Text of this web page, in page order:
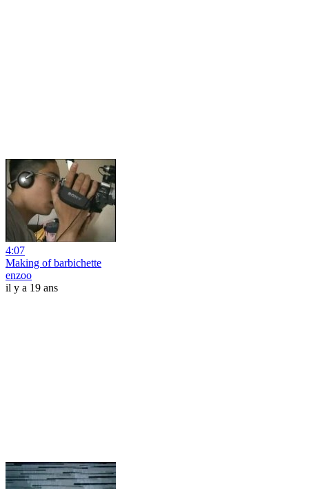
4:07
Making of barbichette
enzoo
il y a 19 ans